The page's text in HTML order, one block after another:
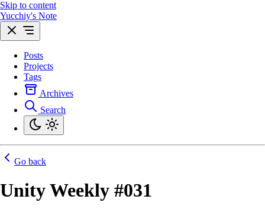
Skip to content
Yucchiy's Note
Posts
Projects
Tags
Archives
Search
Go back
Unity Weekly #031